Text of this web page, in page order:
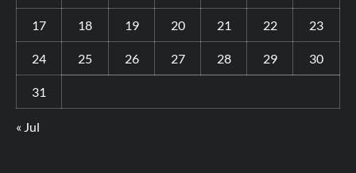
17 18 19 20 21 22 23
24 25 26 27 28 29 30
31
« Jul